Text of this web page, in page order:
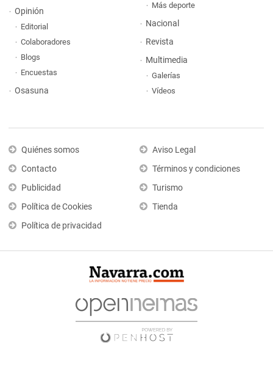
Opinión
Editorial
Colaboradores
Blogs
Encuestas
Osasuna
Más deporte
Nacional
Revista
Multimedia
Galerías
Vídeos
Quiénes somos
Contacto
Publicidad
Política de Cookies
Política de privacidad
Aviso Legal
Términos y condiciones
Turismo
Tienda